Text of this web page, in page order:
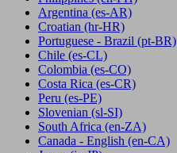
Argentina (es-AR)
Croatian (hr-HR)
Portuguese - Brazil (pt-BR)
Chile (es-CL)
Colombia (es-CO)
Costa Rica (es-CR)
Peru (es-PE)
Slovenian (sl-SI)
South Africa (en-ZA)
Canada - English (en-CA)